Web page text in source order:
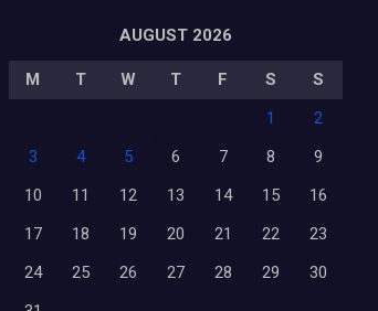
AUGUST 2026
M T W T F S
S
1
2
3
4 5 6 7 8
9
10
11 12 13 14 15
16
17
18 19 20 21 22
23
24
25 26 27 28 29
30